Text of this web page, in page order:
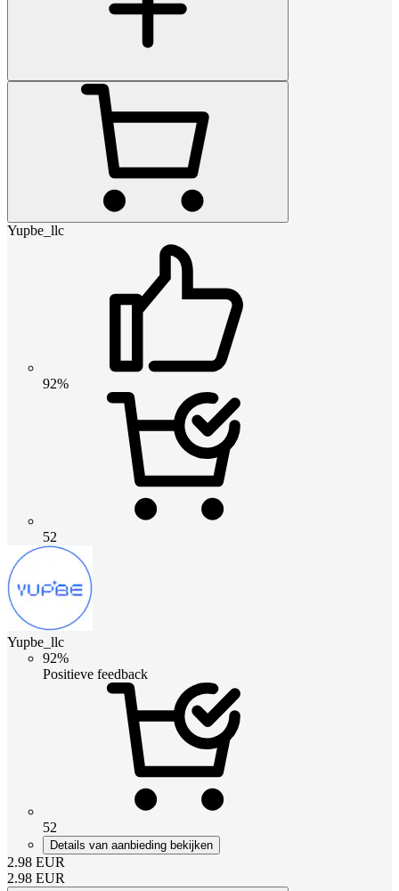
Yupbe_llc
92%
52
Yupbe_llc
92%
Positieve feedback
52
Details van aanbieding bekijken
2.98 EUR
2.98 EUR